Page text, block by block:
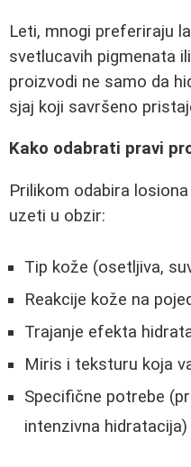
Leti, mnogi preferiraju
svetlucavih pigmenata
proizvodi ne samo da
sjaj koji savršeno
Kako odabrati pravi
Prilikom odabira
uzeti u obzir:
Tip kože (osetljiva,
Reakcije kože na
Trajanje efekta
Miris i teksturu koja
Specifične potrebe
intenzivna hidratacija)